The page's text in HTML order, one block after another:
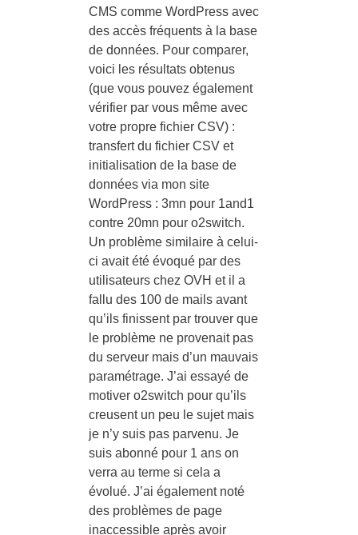
CMS comme WordPress avec
des accès fréquents à la base
de données. Pour comparer,
voici les résultats obtenus
(que vous pouvez également
vérifier par vous même avec
votre propre fichier CSV) :
transfert du fichier CSV et
initialisation de la base de
données via mon site
WordPress : 3mn pour 1and1
contre 20mn pour o2switch.
Un problème similaire à celui-
ci avait été évoqué par des
utilisateurs chez OVH et il a
fallu des 100 de mails avant
qu’ils finissent par trouver que
le problème ne provenait pas
du serveur mais d’un mauvais
paramétrage. J’ai essayé de
motiver o2switch pour qu’ils
creusent un peu le sujet mais
je n’y suis pas parvenu. Je
suis abonné pour 1 ans on
verra au terme si cela a
évolué. J’ai également noté
des problèmes de page
inaccessible après avoir